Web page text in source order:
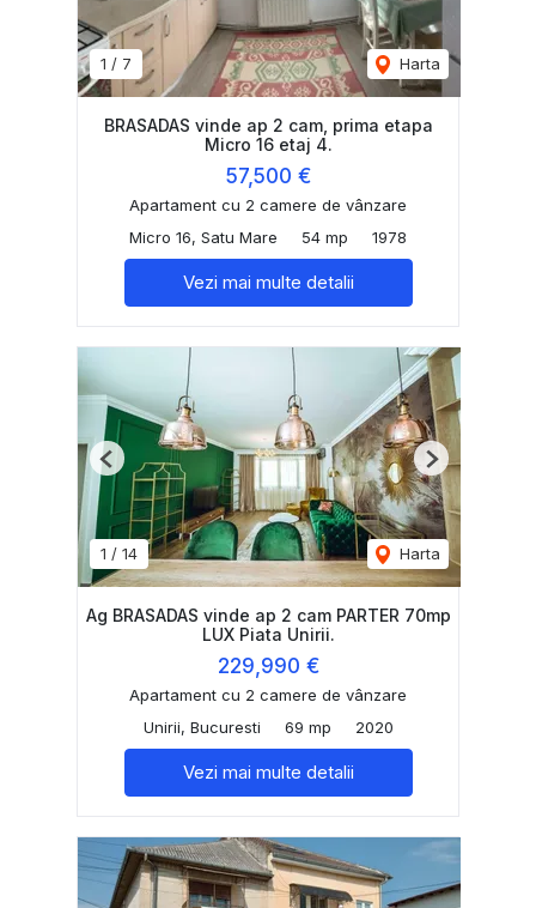
1 / 7 Harta
BRASADAS vinde ap 2 cam, prima etapa
Micro 16 etaj 4.
57,500 €
Apartament cu 2 camere de vânzare
Micro 16, Satu Mare
54 mp 1978
Vezi mai multe detalii
1 / 14 Harta
Previous Next
Ag BRASADAS vinde ap 2 cam PARTER 70mp
LUX Piata Unirii.
229,990 €
Apartament cu 2 camere de vânzare
Unirii, Bucuresti
69 mp 2020
Vezi mai multe detalii